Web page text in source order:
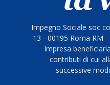
Impegno Sociale soc
13 - 00195 Roma RM
Impresa
contributi di cui
successive